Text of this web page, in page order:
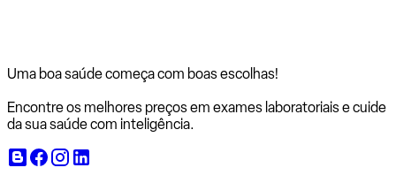
Uma boa saúde começa com boas escolhas!
Encontre os melhores preços em exames laboratoriais e cuide
da sua saúde com inteligência.